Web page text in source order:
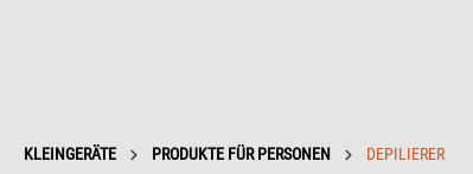
KLEINGERÄTE PRODUKTE FÜR PERSONEN DEPILIERER